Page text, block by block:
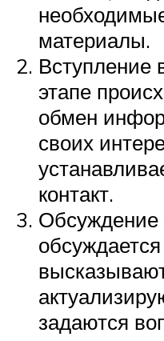
материалы.
Вступление
этапе
обмен
своих
контакт.
задаются